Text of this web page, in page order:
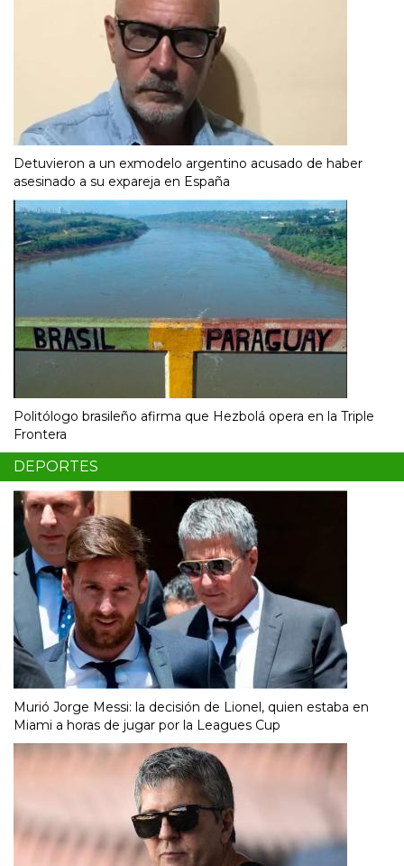
Detuvieron a un exmodelo argentino acusado de haber
asesinado a su expareja en España
Politólogo brasileño afirma que Hezbolá opera en la Triple
Frontera
DEPORTES
Murió Jorge Messi: la decisión de Lionel, quien estaba en
Miami a horas de jugar por la Leagues Cup